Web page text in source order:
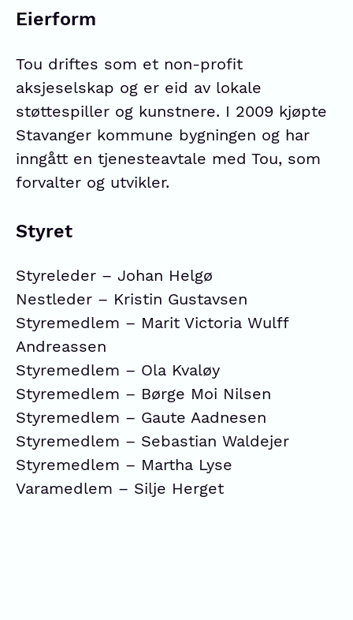
Eierform
Tou driftes som et non-profit
aksjeselskap og er eid av lokale
støttespiller og kunstnere. I 2009 kjøpte
Stavanger kommune bygningen og har
inngått en tjenesteavtale med Tou, som
forvalter og utvikler.
Styret
Styreleder – Johan Helgø
Nestleder – Kristin Gustavsen
Styremedlem – Marit Victoria Wulff
Andreassen
Styremedlem – Ola Kvaløy
Styremedlem – Børge Moi Nilsen
Styremedlem – Gaute Aadnesen
Styremedlem – Sebastian Waldejer
Styremedlem – Martha Lyse
Varamedlem – Silje Herget